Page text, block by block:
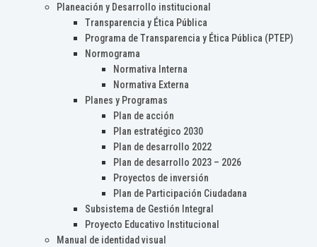
Planeación y Desarrollo institucional
Transparencia y Ética Pública
Programa de Transparencia y Ética Pública (PTEP)
Normograma
Normativa Interna
Normativa Externa
Planes y Programas
Plan de acción
Plan estratégico 2030
Plan de desarrollo 2022
Plan de desarrollo 2023 – 2026
Proyectos de inversión
Plan de Participación Ciudadana
Subsistema de Gestión Integral
Proyecto Educativo Institucional
Manual de identidad visual